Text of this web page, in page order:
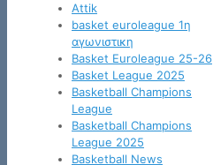
Attik
basket euroleague 1η
αγωνιστικη
Basket Euroleague 25-26
Basket League 2025
Basketball Champions
League
Basketball Champions
League 2025
Basketball News